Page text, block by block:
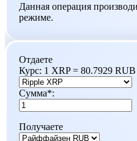
Данная операция
режиме.
Отдаете
Курс: 1 XRP = 80.7929 RUB
Сумма*:
Получаете